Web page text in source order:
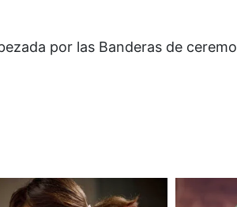
por las Banderas de